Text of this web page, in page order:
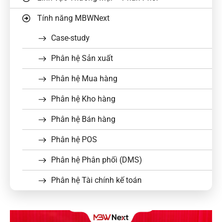
Tính năng MBWNext
Case-study
Phân hệ Sản xuất
Phân hệ Mua hàng
Phân hệ Kho hàng
Phân hệ Bán hàng
Phân hệ POS
Phân hệ Phân phối (DMS)
Phân hệ Tài chính kế toán